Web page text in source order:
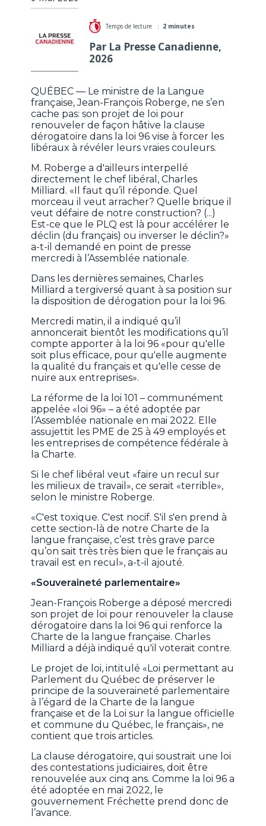
Temps de lecture : 2 minutes
Par La Presse Canadienne,
2026
QUÉBEC — Le ministre de la Langue
française, Jean-François Roberge, ne s’en
cache pas: son projet de loi pour
renouveler de façon hâtive la clause
dérogatoire dans la loi 96 vise à forcer les
libéraux à révéler leurs vraies couleurs.
M. Roberge a d'ailleurs interpellé
directement le chef libéral, Charles
Milliard. «Il faut qu’il réponde. Quel
morceau il veut arracher? Quelle brique il
veut défaire de notre construction? (...)
Est-ce que le PLQ est là pour accélérer le
déclin (du français) ou inverser le déclin?»
a-t-il demandé en point de presse
mercredi à l’Assemblée nationale.
Dans les dernières semaines, Charles
Milliard a tergiversé quant à sa position sur
la disposition de dérogation pour la loi 96.
Mercredi matin, il a indiqué qu’il
annoncerait bientôt les modifications qu’il
compte apporter à la loi 96 «pour qu'elle
soit plus efficace, pour qu'elle augmente
la qualité du français et qu'elle cesse de
nuire aux entreprises».
La réforme de la loi 101 – communément
appelée «loi 96» – a été adoptée par
l’Assemblée nationale en mai 2022. Elle
assujettit les PME de 25 à 49 employés et
les entreprises de compétence fédérale à
la Charte.
Si le chef libéral veut «faire un recul sur
les milieux de travail», ce serait «terrible»,
selon le ministre Roberge.
«C'est toxique. C'est nocif. S'il s'en prend à
cette section-là de notre Charte de la
langue française, c’est très grave parce
qu’on sait très très bien que le français au
travail est en recul», a-t-il ajouté.
«Souveraineté parlementaire»
Jean-François Roberge a déposé mercredi
son projet de loi pour renouveler la clause
dérogatoire dans la loi 96 qui renforce la
Charte de la langue française. Charles
Milliard a déjà indiqué qu'il voterait contre.
Le projet de loi, intitulé «Loi permettant au
Parlement du Québec de préserver le
principe de la souveraineté parlementaire
à l’égard de la Charte de la langue
française et de la Loi sur la langue officielle
et commune du Québec, le français», ne
contient que trois articles.
La clause dérogatoire, qui soustrait une loi
des contestations judiciaires, doit être
renouvelée aux cinq ans. Comme la loi 96 a
été adoptée en mai 2022, le
gouvernement Fréchette prend donc de
l’avance.